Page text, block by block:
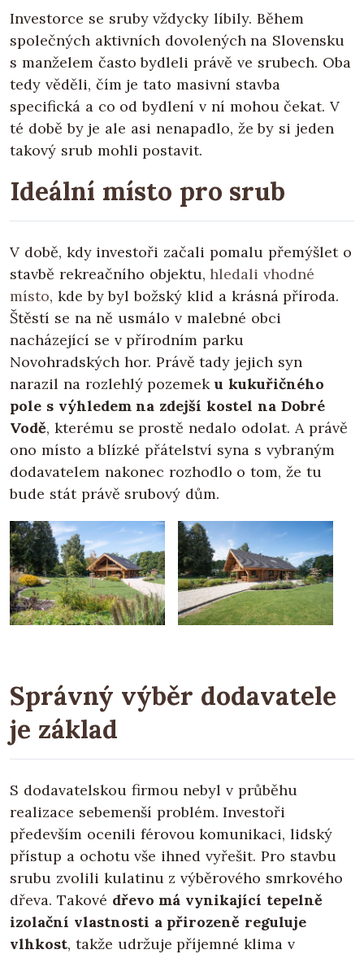
Investorce se sruby vždycky líbily. Během
společných aktivních dovolených na Slovensku
s manželem často bydleli právě ve srubech. Oba
tedy věděli, čím je tato masivní stavba
specifická a co od bydlení v ní mohou čekat. V
té době by je ale asi nenapadlo, že by si jeden
takový srub mohli postavit.
Ideální místo pro srub
V době, kdy investoři začali pomalu přemýšlet o
stavbě rekreačního objektu,hledali vhodné
místo, kde by byl božský klid a krásná příroda.
Štěstí se na ně usmálo v malebné obci
nacházející se v přírodním parku
Novohradských hor. Právě tady jejich syn
narazil na rozlehlý pozemeku kukuřičného
pole s výhledem na zdejší kostel na Dobré
Vodě, kterému se prostě nedalo odolat. A právě
ono místo a blízké přátelství syna s vybraným
dodavatelem nakonec rozhodlo o tom, že tu
bude stát právě srubový dům.
Správný výběr dodavatele
je základ
S dodavatelskou firmou nebyl v průběhu
realizace sebemenší problém. Investoři
především ocenili férovou komunikaci, lidský
přístup a ochotu vše ihned vyřešit. Pro stavbu
srubu zvolili kulatinu z výběrového smrkového
dřeva. Takové dřevo má vynikající tepelně
izolační vlastnosti a přirozeně reguluje
vlhkost, takže udržuje příjemné klima v